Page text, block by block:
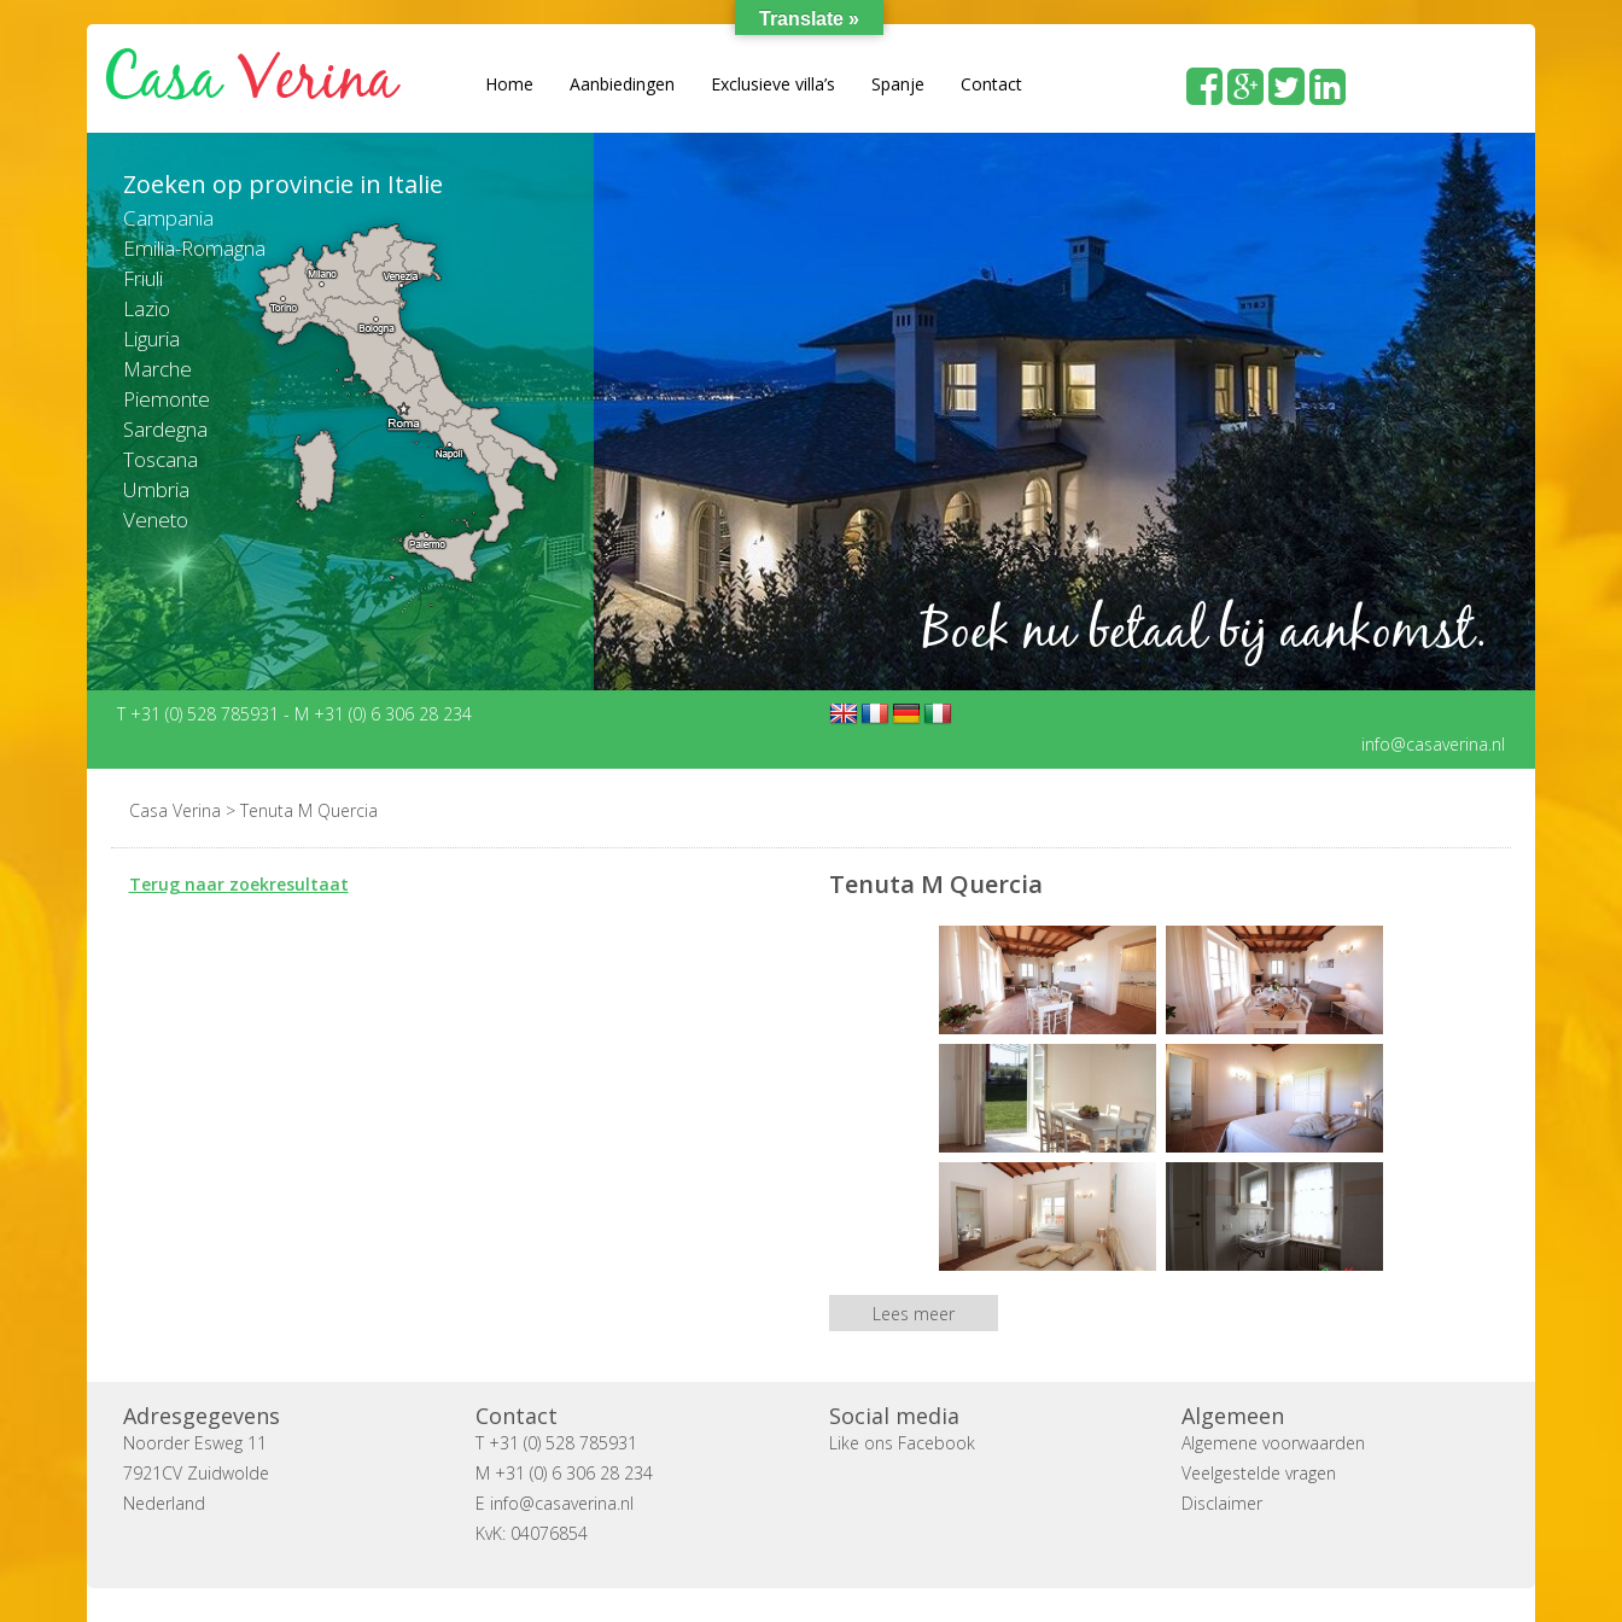
Home Aanbiedingen Exclusieve villa’s Spanje Contact
Zoeken op provincie in Italie
Campania
Emilia-Romagna
Friuli
Lazio
Liguria
Marche
Piemonte
Sardegna
Toscana
Umbria
Veneto
Boek nu betaal bij aankomst.
T +31 (0) 528 785931 - M +31 (0) 6 306 28 234
info@casaverina.nl
Casa Verina > Tenuta M Quercia
Terug naar zoekresultaat Tenuta M Quercia
Lees meer
Adresgegevens
Noorder Esweg 11
7921CV Zuidwolde
Nederland
Contact
T +31 (0) 528 785931
M +31 (0) 6 306 28 234
E info@casaverina.nl
KvK: 04076854
Social media
Like ons Facebook
Algemeen
Algemene voorwaarden
Veelgestelde vragen
Disclaimer
Translate »